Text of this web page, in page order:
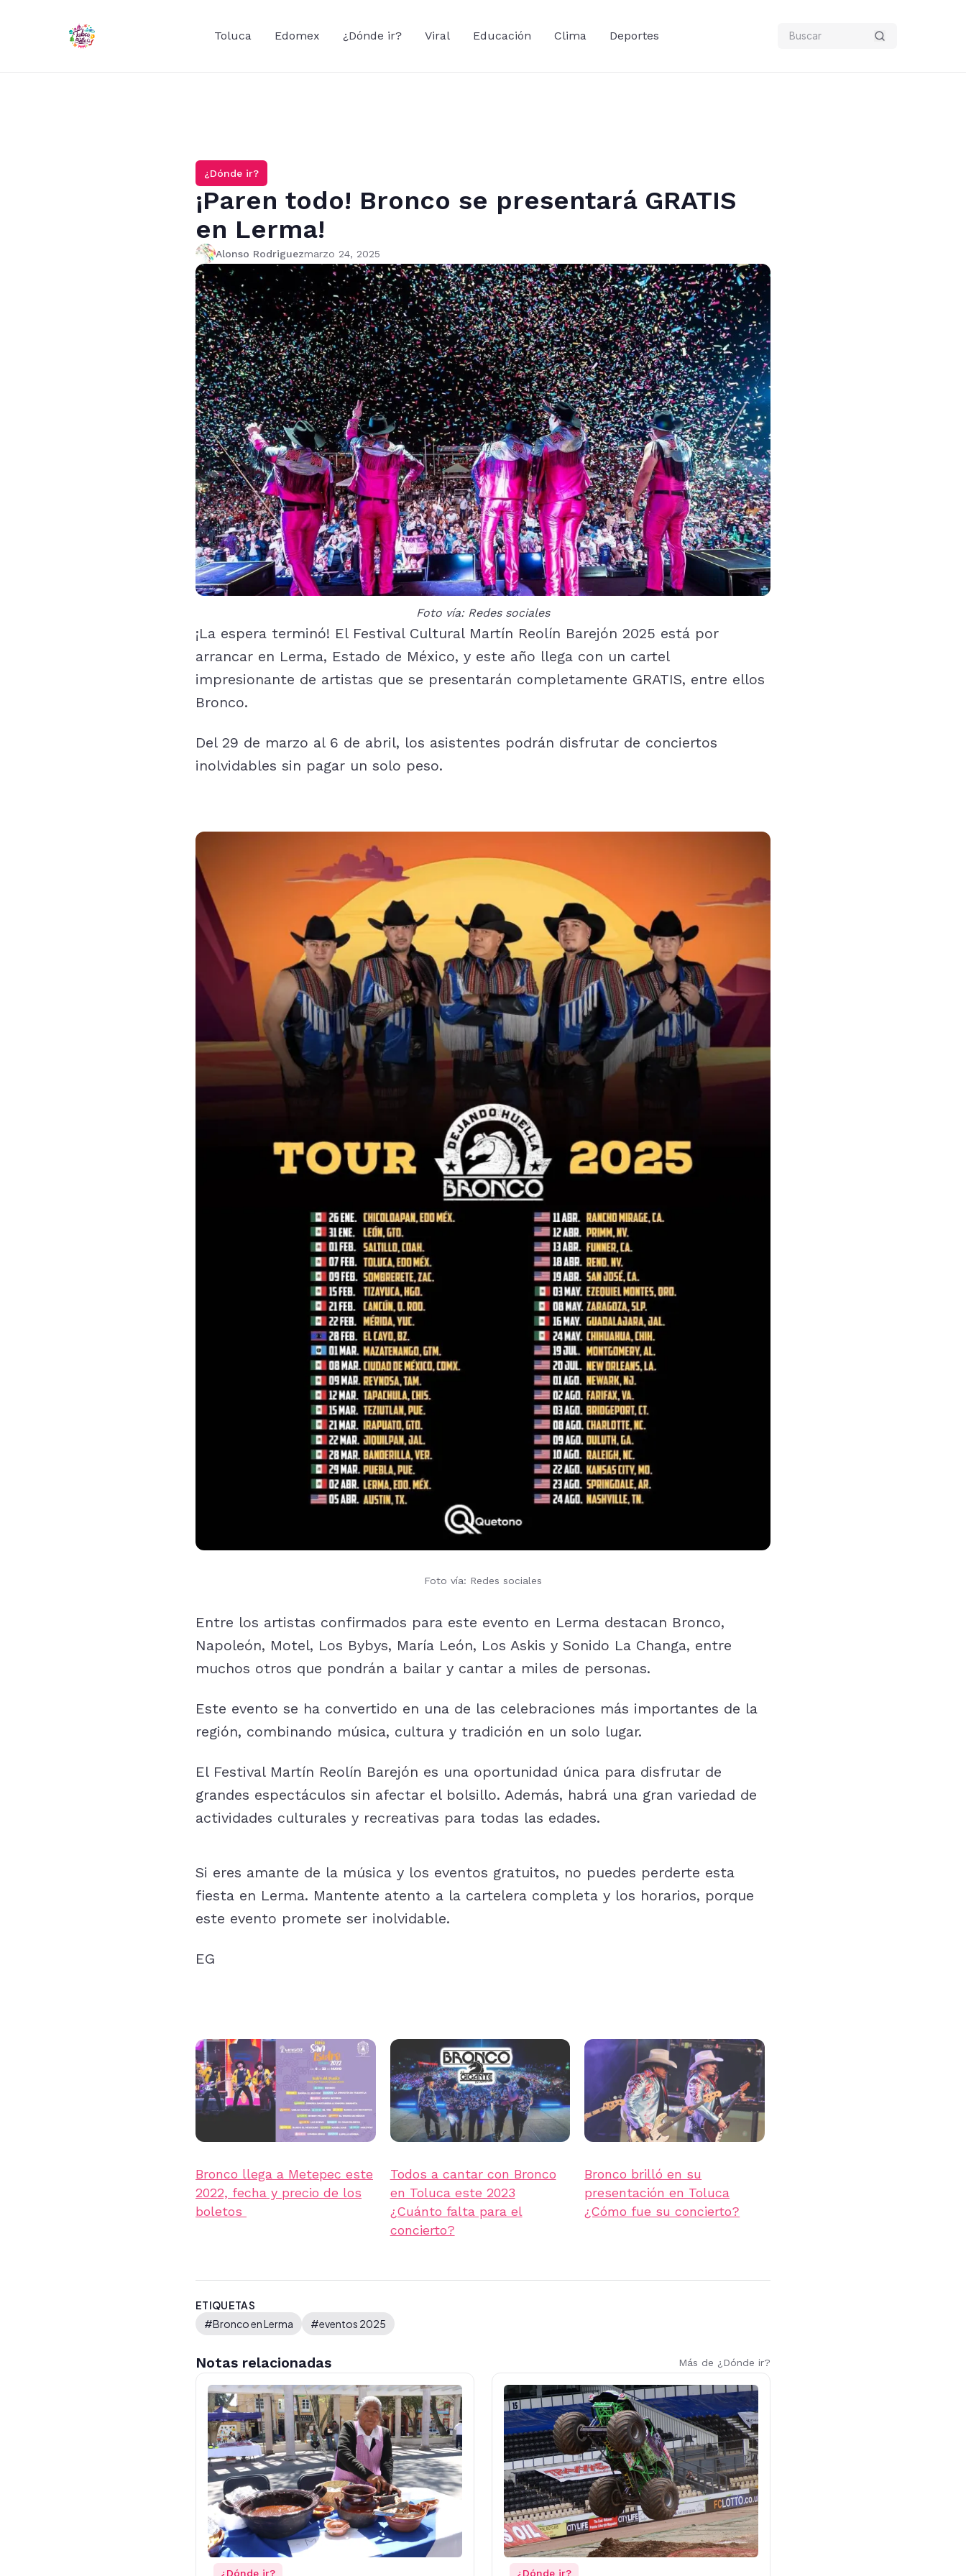
Toluca Edomex ¿Dónde ir? Viral Educación Clima Deportes
¿Dónde ir?
¡Paren todo! Bronco se presentará GRATIS
en Lerma!
Alonso Rodriguezmarzo 24, 2025
Foto vía: Redes sociales
¡La espera terminó! El Festival Cultural Martín Reolín Barejón 2025 está por
arrancar en Lerma, Estado de México, y este año llega con un cartel
impresionante de artistas que se presentarán completamente GRATIS, entre ellos
Bronco.
Del 29 de marzo al 6 de abril, los asistentes podrán disfrutar de conciertos
inolvidables sin pagar un solo peso.
Foto vía: Redes sociales
Entre los artistas confirmados para este evento en Lerma destacan Bronco,
Napoleón, Motel, Los Bybys, María León, Los Askis y Sonido La Changa, entre
muchos otros que pondrán a bailar y cantar a miles de personas.
Este evento se ha convertido en una de las celebraciones más importantes de la
región, combinando música, cultura y tradición en un solo lugar.
El Festival Martín Reolín Barejón es una oportunidad única para disfrutar de
grandes espectáculos sin afectar el bolsillo. Además, habrá una gran variedad de
actividades culturales y recreativas para todas las edades.
Si eres amante de la música y los eventos gratuitos, no puedes perderte esta
fiesta en Lerma. Mantente atento a la cartelera completa y los horarios, porque
este evento promete ser inolvidable.
EG
Bronco llega a Metepec este
2022, fecha y precio de los
boletos
Todos a cantar con Bronco
en Toluca este 2023
¿Cuánto falta para el
concierto?
Bronco brilló en su
presentación en Toluca
¿Cómo fue su concierto?
ETIQUETAS
#Bronco en Lerma
#eventos 2025
Notas relacionadas Más de ¿Dónde ir?
¿Dónde ir? ¿Dónde ir?